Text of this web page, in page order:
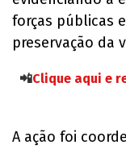
forças públicas
preservação da
📲Clique aqui e
A ação foi